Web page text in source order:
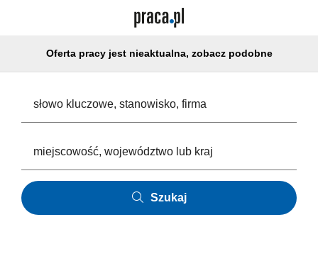
Oferta pracy jest nieaktualna, zobacz podobne
Szukaj